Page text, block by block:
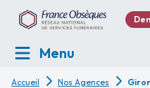
Menu
Accueil Nos Agences